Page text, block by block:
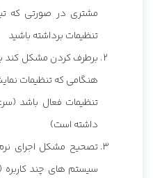
مشتری در صورتی که
تنظیمات برداشته باشید
برطرف کردن مشکل کند
هنگامی که تنظیمات
تنظیمات فعال باشد
داشته است)
تصحیح مشکل اجرای
سیستم های چند کاربره